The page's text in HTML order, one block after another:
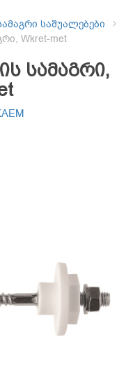
საშუალებები
Wkret-met
სამაგრი,